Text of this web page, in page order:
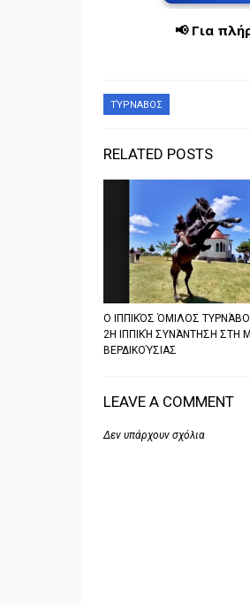
📢 Για
ΤΎΡΝΑΒΟΣ
RELATED POSTS
Ο ΙΠΠΙΚΌΣ ΌΜΙΛΟΣ
2Η ΙΠΠΙΚΉ ΣΥΝΆΝΤΗΣΗ ΣΤΗ
ΒΕΡΔΙΚΟΎΣΙΑΣ
LEAVE A COMMENT
Δεν υπάρχουν σχόλια